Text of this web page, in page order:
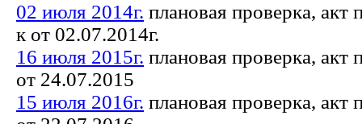
02 июля 2014г. плановая проверка,
к от 02.07.2014г.
16 июля 2015г. плановая проверка,
от 24.07.2015
15 июля 2016г. плановая проверка,